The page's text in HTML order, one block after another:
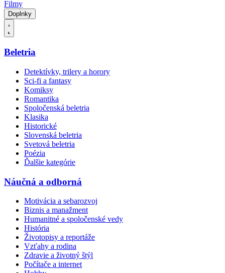
Filmy
Doplnky
Beletria
Detektívky, trilery a horory
Sci-fi a fantasy
Komiksy
Romantika
Spoločenská beletria
Klasika
Historické
Slovenská beletria
Svetová beletria
Poézia
Ďalšie kategórie
Náučná a odborná
Motivácia a sebarozvoj
Biznis a manažment
Humanitné a spoločenské vedy
História
Životopisy a reportáže
Vzťahy a rodina
Zdravie a životný štýl
Počítače a internet